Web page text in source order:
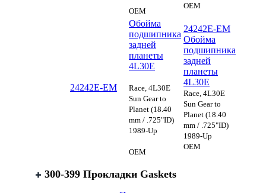
OEM
OEM
24242E-EM
Обойма
подшипника
задней
планеты
4L30E
Race, 4L30E
Sun Gear to
Planet (18.40
mm / .725"ID)
1989-Up
OEM
24242E-EM
Обойма
подшипника
задней
планеты
4L30E
Race, 4L30E
Sun Gear to
Planet (18.40
mm / .725"ID)
1989-Up
OEM
300-399 Прокладки Gaskets